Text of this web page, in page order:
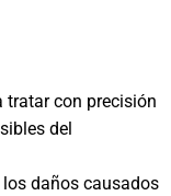
tratar con precisión
del
daños causados